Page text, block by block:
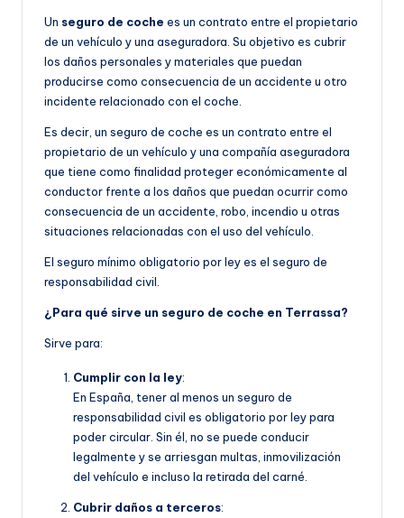
Un seguro de coche es un contrato entre el propietario
de un vehículo y una aseguradora. Su objetivo es cubrir
los daños personales y materiales que puedan
producirse como consecuencia de un accidente u otro
incidente relacionado con el coche.
Es decir, un seguro de coche es un contrato entre el
propietario de un vehículo y una compañía aseguradora
que tiene como finalidad proteger económicamente al
conductor frente a los daños que puedan ocurrir como
consecuencia de un accidente, robo, incendio u otras
situaciones relacionadas con el uso del vehículo.
El seguro mínimo obligatorio por ley es el seguro de
responsabilidad civil.
¿Para qué sirve un seguro de coche en Terrassa?
Sirve para:
Cumplir con la ley:
En España, tener al menos un seguro de
responsabilidad civil es obligatorio por ley para
poder circular. Sin él, no se puede conducir
legalmente y se arriesgan multas, inmovilización
del vehículo e incluso la retirada del carné.
Cubrir daños a terceros: